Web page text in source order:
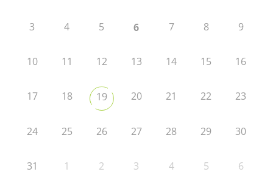
3 4 5 6 7 8 9
10 11 12 13 14 15 16
17 18 19 20 21 22 23
24 25 26 27 28 29 30
31 1 2 3 4 5 6